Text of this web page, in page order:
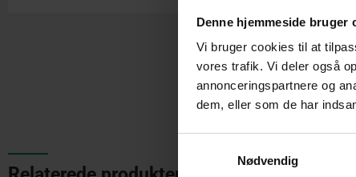
Denne hjemmeside bruger
Vi bruger cookies til at
vores trafik. Vi deler også
annonceringspartnere og
dem, eller som de har
Nødvendig